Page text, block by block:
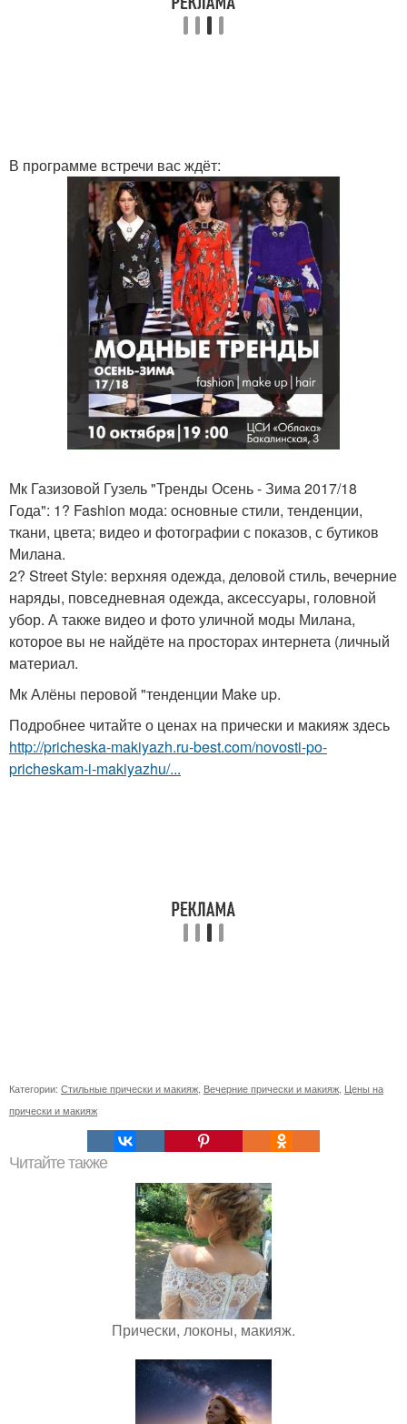
В программе встречи вас ждёт:
Мк Газизовой Гузель "Тренды Осень - Зима 2017/18
Года": 1? Fashion мода: основные стили, тенденции,
ткани, цвета; видео и фотографии с показов, с бутиков
Милана.
2? Street Style: верхняя одежда, деловой стиль, вечерние
наряды, повседневная одежда, аксессуары, головной
убор. А также видео и фото уличной моды Милана,
которое вы не найдёте на просторах интернета (личный
материал.
Мк Алёны перовой "тенденции Make up.
Подробнее читайте о ценах на прически и макияж здесь
http://pricheska-makiyazh.ru-best.com/novosti-po-
pricheskam-i-makiyazhu/...
Категории: Стильные прически и макияж Вечерние прически и макияж Цены на
прически и макияж
Читайте также
Прически, локоны, макияж.